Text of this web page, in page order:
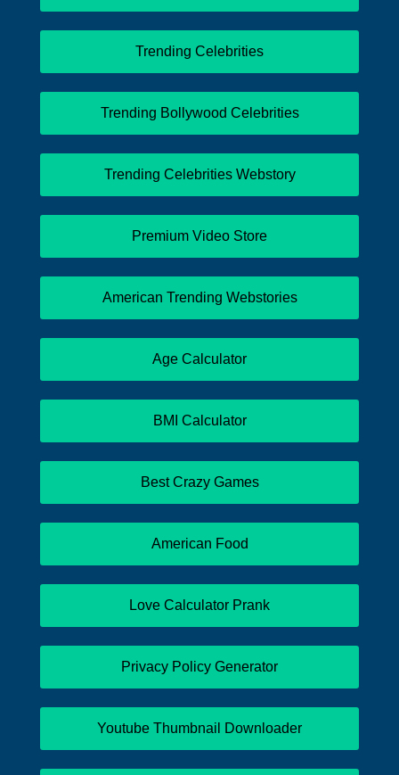
Trending Celebrities
Trending Bollywood Celebrities
Trending Celebrities Webstory
Premium Video Store
American Trending Webstories
Age Calculator
BMI Calculator
Best Crazy Games
American Food
Love Calculator Prank
Privacy Policy Generator
Youtube Thumbnail Downloader